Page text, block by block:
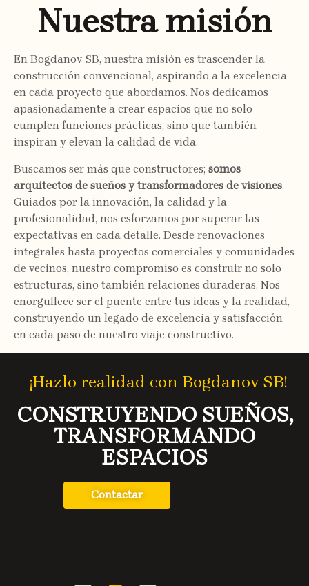
Nuestra misión
En Bogdanov SB, nuestra misión es trascender la
construcción convencional, aspirando a la excelencia
en cada proyecto que abordamos. Nos dedicamos
apasionadamente a crear espacios que no solo
cumplen funciones prácticas, sino que también
inspiran y elevan la calidad de vida.
Buscamos ser más que constructores; somos
arquitectos de sueños y transformadores de visiones.
Guiados por la innovación, la calidad y la
profesionalidad, nos esforzamos por superar las
expectativas en cada detalle. Desde renovaciones
integrales hasta proyectos comerciales y comunidades
de vecinos, nuestro compromiso es construir no solo
estructuras, sino también relaciones duraderas. Nos
enorgullece ser el puente entre tus ideas y la realidad,
construyendo un legado de excelencia y satisfacción
en cada paso de nuestro viaje constructivo.
¡Hazlo realidad con Bogdanov SB!
CONSTRUYENDO SUEÑOS,
TRANSFORMANDO
ESPACIOS
Contactar